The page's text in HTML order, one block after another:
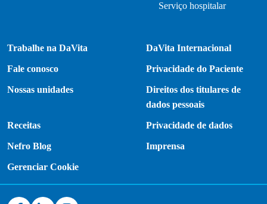
Serviço hospitalar
Trabalhe na DaVita DaVita Internacional
Fale conosco Privacidade do Paciente
Nossas unidades
Direitos dos titulares de
dados pessoais
Receitas Privacidade de dados
Nefro Blog Imprensa
Gerenciar Cookie